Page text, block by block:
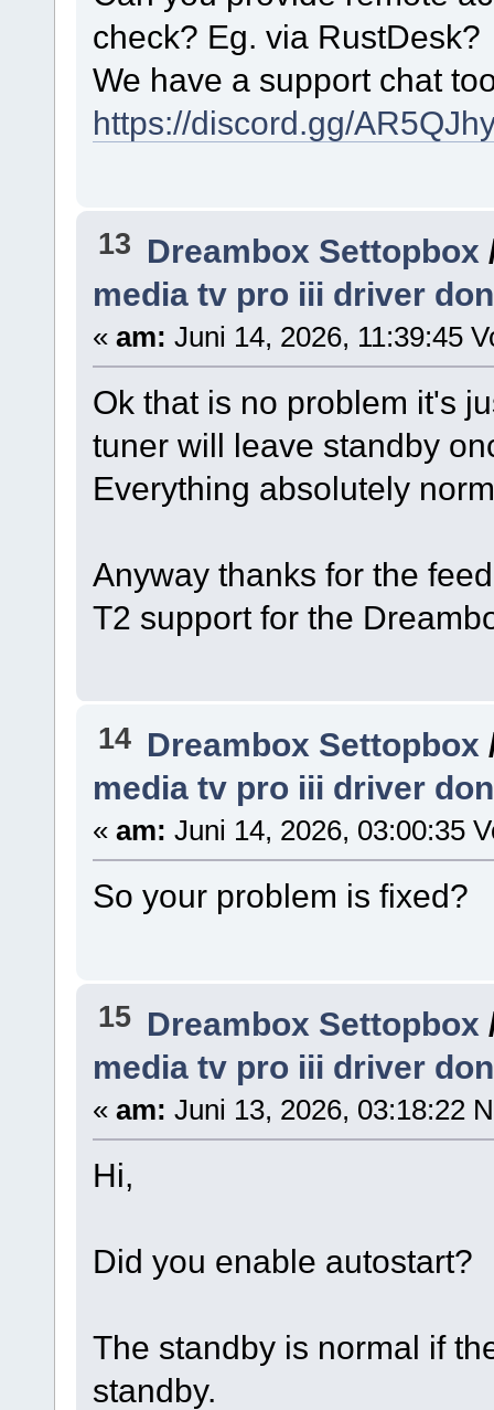
check? Eg. via RustDesk?
We have a support chat
https://discord.gg/
13 Dreambox Settopbox
media tv pro iii driver
« am: Juni 14, 2026, 11:39:45
Ok that is no problem it's
tuner will leave standby
Everything absolutely
Anyway thanks for the
T2 support for the
14 Dreambox Settopbox
media tv pro iii driver
« am: Juni 14, 2026, 03:00:35
So your problem is fixed?
15 Dreambox Settopbox
media tv pro iii driver
« am: Juni 13, 2026, 03:18:22
Hi,
Did you enable autostart?
The standby is normal if
standby.